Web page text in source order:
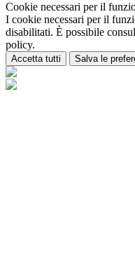
Cookie necessari per il
I cookie necessari per il
disabilitati. È possibile
policy.
Accetta tutti Salva le